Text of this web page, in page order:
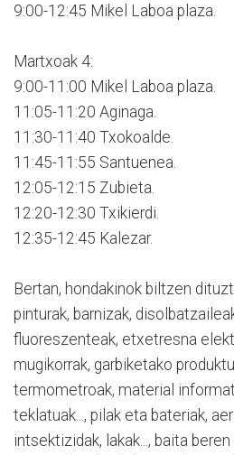
9:00-12:45 Mikel Laboa plaza.
Martxoak 4:
9:00-11:00 Mikel Laboa plaza.
11:05-11:20 Aginaga.
11:30-11:40 Txokoalde.
11:45-11:55 Santuenea.
12:05-12:15 Zubieta.
12:20-12:30 Txikierdi.
12:35-12:45 Kalezar.
Bertan, hondakinok biltzen
pinturak, barnizak,
fluoreszenteak, etxetresna
mugikorrak, garbiketako
termometroak, material
teklatuak..., pilak eta bateriak,
intsektizidak, lakak..., baita